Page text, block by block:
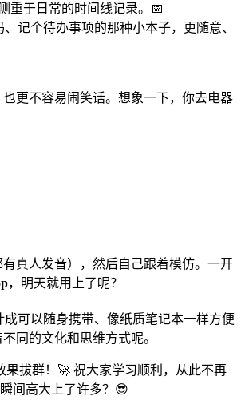
重于日常的时间线记录。📅
记个待办事项的那种小本子，更随意、
更不容易闹笑话。想象一下，你去电器
真人发音），然后自己跟着模仿。一开
，明天就用上了呢？
可以随身携带、像纸质笔记本一样方便
同的文化和思维方式呢。
果拔群！🚀 祝大家学习顺利，从此不再
间高大上了许多？😎